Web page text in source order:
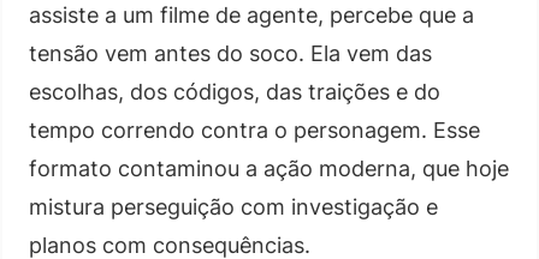
assiste a um filme de agente, percebe que a
tensão vem antes do soco. Ela vem das
escolhas, dos códigos, das traições e do
tempo correndo contra o personagem. Esse
formato contaminou a ação moderna, que hoje
mistura perseguição com investigação e
planos com consequências.